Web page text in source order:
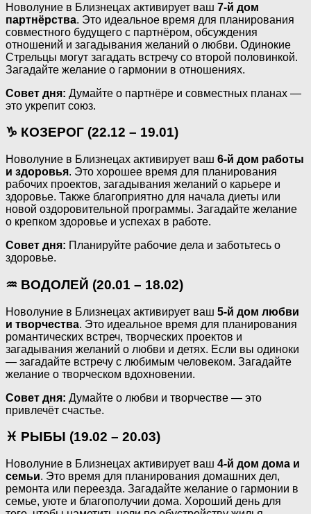
Новолуние в Близнецах активирует ваш 7-й дом
партнёрства. Это идеальное время для планирования
совместного будущего с партнёром, обсуждения
отношений и загадывания желаний о любви. Одинокие
Стрельцы могут загадать встречу со второй половинкой.
Загадайте желание о гармонии в отношениях.
Совет дня: Думайте о партнёре и совместных планах —
это укрепит союз.
♑ КОЗЕРОГ (22.12 – 19.01)
Новолуние в Близнецах активирует ваш 6-й дом работы
и здоровья. Это хорошее время для планирования
рабочих проектов, загадывания желаний о карьере и
здоровье. Также благоприятно для начала диеты или
новой оздоровительной программы. Загадайте желание
о крепком здоровье и успехах в работе.
Совет дня: Планируйте рабочие дела и заботьтесь о
здоровье.
♒ ВОДОЛЕЙ (20.01 – 18.02)
Новолуние в Близнецах активирует ваш 5-й дом любви
и творчества. Это идеальное время для планирования
романтических встреч, творческих проектов и
загадывания желаний о любви и детях. Если вы одиноки
— загадайте встречу с любимым человеком. Загадайте
желание о творческом вдохновении.
Совет дня: Думайте о любви и творчестве — это
привлечёт счастье.
♓ РЫБЫ (19.02 – 20.03)
Новолуние в Близнецах активирует ваш 4-й дом дома и
семьи. Это время для планирования домашних дел,
ремонта или переезда. Загадайте желание о гармонии в
семье, уюте и благополучии дома. Хороший день для